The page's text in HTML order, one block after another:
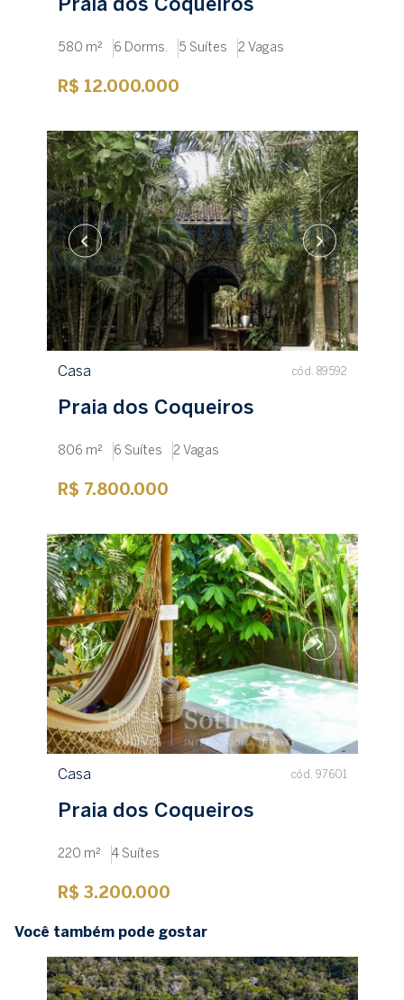
Praia dos Coqueiros
580 m² 6 Dorms. 5 Suítes 2 Vagas
R$ 12.000.000
Casa cód. 89592
Praia dos Coqueiros
806 m² 6 Suítes 2 Vagas
R$ 7.800.000
Casa cód. 97601
Praia dos Coqueiros
220 m² 4 Suítes
R$ 3.200.000
Você também pode gostar